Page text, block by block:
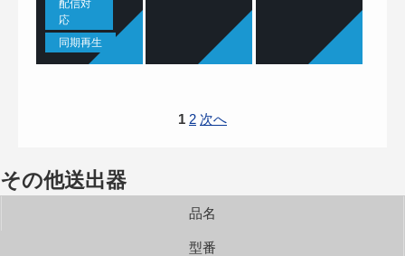
配信対
応
同期再生
1 2 次へ
その他送出器
品名
型番